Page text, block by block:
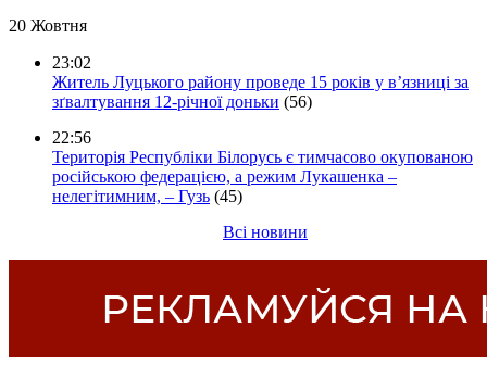
20 Жовтня
23:02
Житель Луцького району проведе 15 років у в’язниці за
зґвалтування 12-річної доньки (56)
22:56
Територія Республіки Білорусь є тимчасово окупованою
російською федерацією, а режим Лукашенка –
нелегітимним, – Гузь (45)
Всі новини